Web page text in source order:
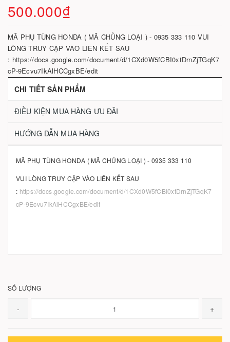
500.000₫
MÃ PHỤ TÙNG HONDA ( MÃ CHỦNG LOẠI ) - 0935 333 110 VUI
LÒNG TRUY CẬP VÀO LIÊN KẾT SAU
: https://docs.google.com/document/d/1CXd0W5fCBI0xtDrnZjTGqK7
cP-9Ecvu7IkAlHCCgxBE/edit
CHI TIẾT SẢN PHẨM
ĐIỀU KIỆN MUA HÀNG ƯU ĐÃI
HƯỚNG DẪN MUA HÀNG
MÃ PHỤ TÙNG HONDA ( MÃ CHỦNG LOẠI ) - 0935 333 110
VUI LÒNG TRUY CẬP VÀO LIÊN KẾT SAU
: https://docs.google.com/document/d/1CXd0W5fCBI0xtDrnZjTGqK7
cP-9Ecvu7IkAlHCCgxBE/edit
SỐ LƯỢNG
- +